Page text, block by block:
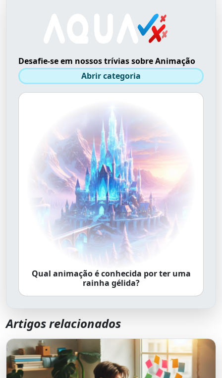
Desafie-se em nossos trívias sobre Animação
Abrir categoria
Qual animação é conhecida por ter uma
rainha gélida?
Artigos relacionados